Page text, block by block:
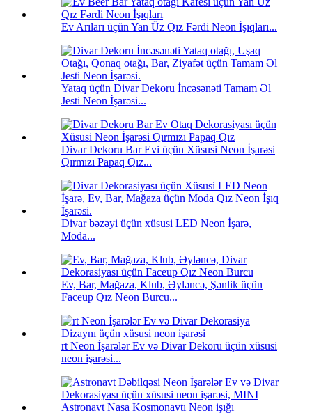
Ev Arıları üçün Yan Üz Qız Fərdi Neon İşıqları...
Yataq üçün Divar Dekoru İncəsənəti Tamam Əl
Jesti Neon İşarəsi...
Divar Dekoru Bar Evi üçün Xüsusi Neon İşarəsi
Qırmızı Papaq Qız...
Divar bəzəyi üçün xüsusi LED Neon İşarə,
Moda...
Ev, Bar, Mağaza, Klub, Əyləncə, Şənlik üçün
Faceup Qız Neon Burcu...
rt Neon İşarələr Ev və Divar Dekoru üçün xüsusi
neon işarəsi...